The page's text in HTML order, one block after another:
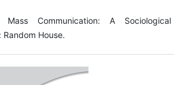
Communication: A Sociological
House.